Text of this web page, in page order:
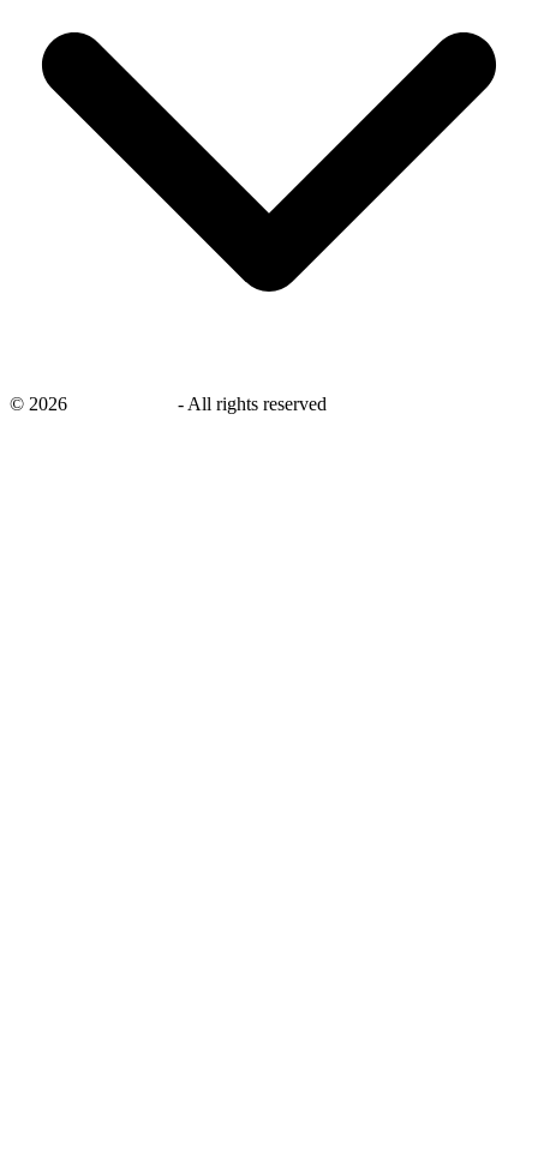
© 2026 - All rights reserved